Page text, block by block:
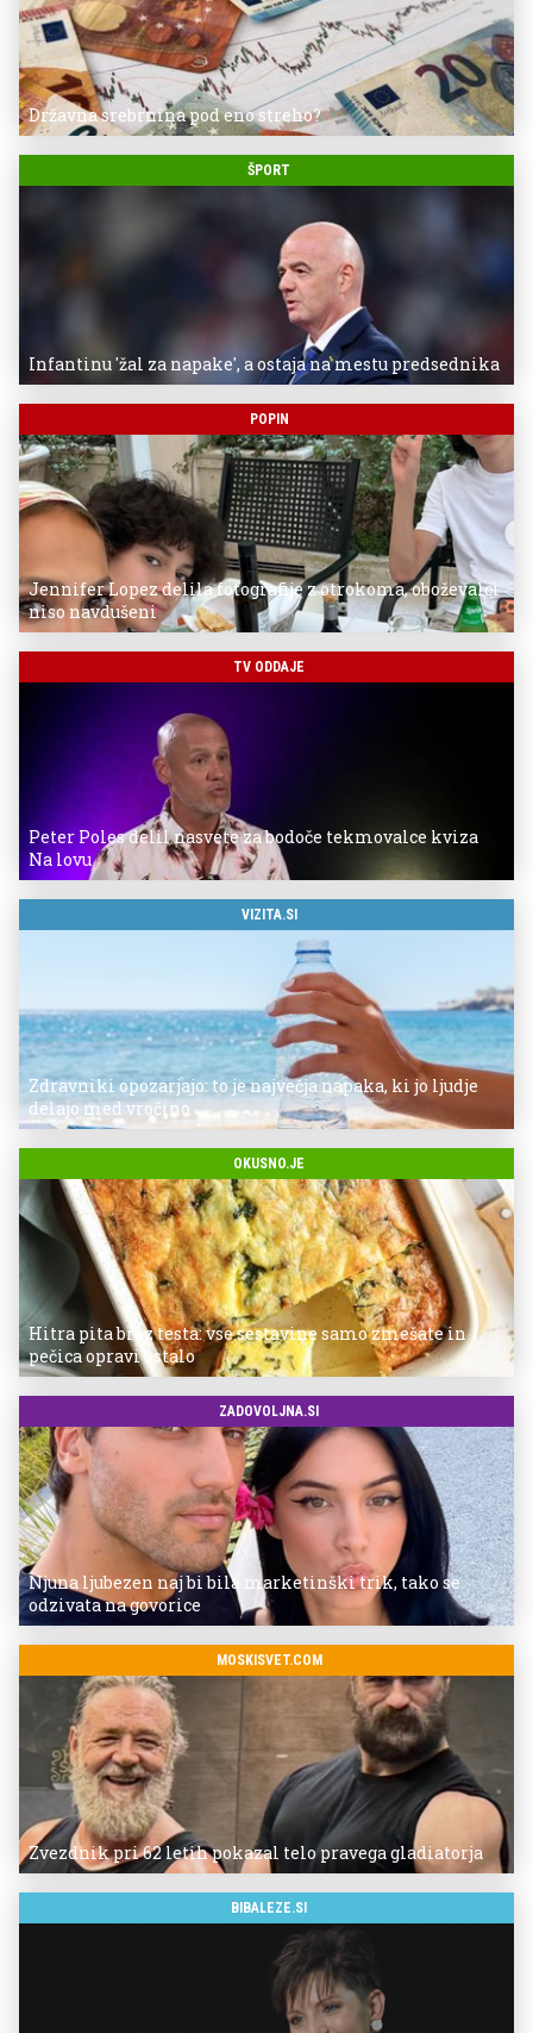
Državna srebrnina pod eno streho?
ŠPORT
Infantinu 'žal za napake', a ostaja na mestu predsednika
POPIN
Jennifer Lopez delila fotografije z otrokoma, oboževalci
niso navdušeni
TV ODDAJE
Peter Poles delil nasvete za bodoče tekmovalce kviza
Na lovu
VIZITA.SI
Zdravniki opozarjajo: to je največja napaka, ki jo ljudje
delajo med vročino
OKUSNO.JE
Hitra pita brez testa: vse sestavine samo zmešate in
pečica opravi ostalo
ZADOVOLJNA.SI
Njuna ljubezen naj bi bila marketinški trik, tako se
odzivata na govorice
MOSKISVET.COM
Zvezdnik pri 62 letih pokazal telo pravega gladiatorja
BIBALEZE.SI